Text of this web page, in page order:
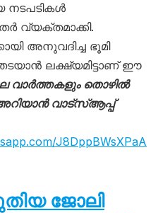
നടപടികൾ
വ്യക്തമാക്കി.
അനുവദിച്ച ഭൂമി
ലക്ഷ്യമിട്ടാണ് ഈ
വാർത്തകളും തൊഴിൽ
വാട്സ്ആപ്പ്
J8DppBWsXPaA
ജോലി